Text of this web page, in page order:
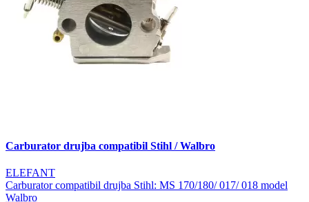
Carburator drujba compatibil Stihl / Walbro
ELEFANT
Carburator compatibil drujba Stihl: MS 170/180/ 017/ 018 model
Walbro